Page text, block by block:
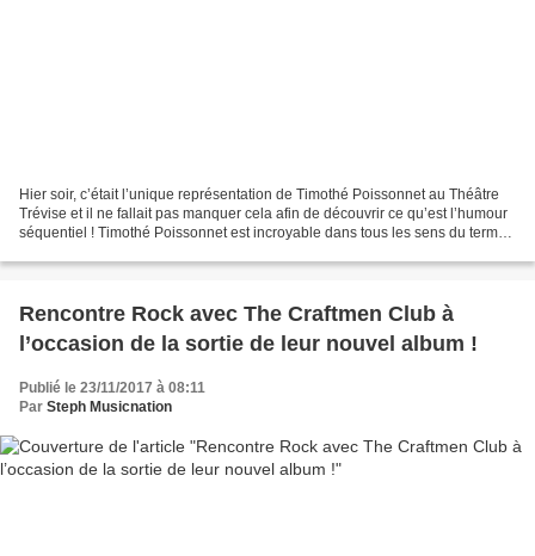
Hier soir, c’était l’unique représentation de Timothé Poissonnet au Théâtre
Trévise et il ne fallait pas manquer cela afin de découvrir ce qu’est l’humour
séquentiel ! Timothé Poissonnet est incroyable dans tous les sens du terme
Rencontre Rock avec The Craftmen Club à
l’occasion de la sortie de leur nouvel album !
Publié le 23/11/2017 à 08:11
Par Steph Musicnation